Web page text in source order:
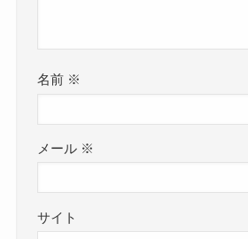
名前 ※
メール ※
サイト